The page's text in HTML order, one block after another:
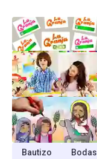
Bautizo Bodas